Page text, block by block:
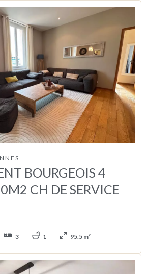
BOURGEOIS 4
CH DE SERVICE
3 1 95.5 m²